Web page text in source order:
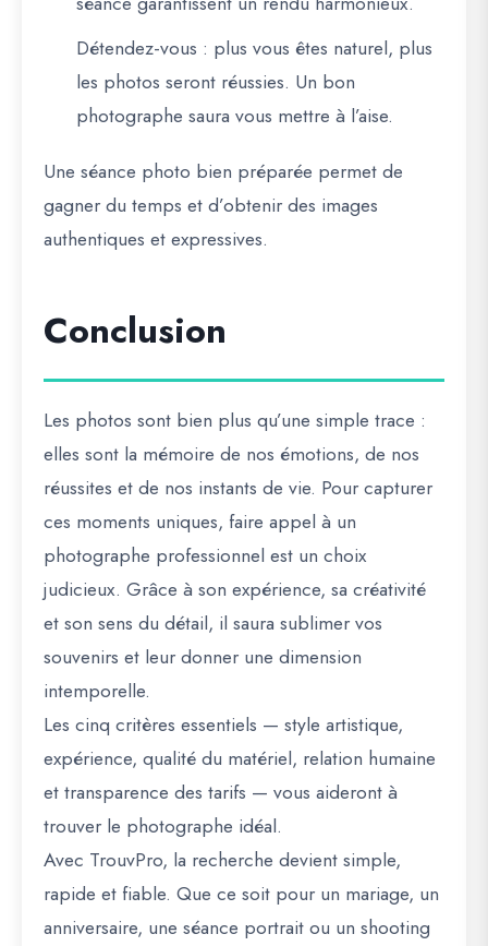
Détendez-vous : plus vous êtes naturel, plus
les photos seront réussies. Un bon
photographe saura vous mettre à l’aise.
Une séance photo bien préparée permet de
gagner du temps et d’obtenir des images
authentiques et expressives.
Conclusion
Les photos sont bien plus qu’une simple trace :
elles sont la mémoire de nos émotions, de nos
réussites et de nos instants de vie. Pour capturer
ces moments uniques, faire appel à un
photographe professionnel est un choix
judicieux. Grâce à son expérience, sa créativité
et son sens du détail, il saura sublimer vos
souvenirs et leur donner une dimension
intemporelle.
Les cinq critères essentiels — style artistique,
expérience, qualité du matériel, relation humaine
et transparence des tarifs — vous aideront à
trouver le photographe idéal.
Avec TrouvPro, la recherche devient simple,
rapide et fiable. Que ce soit pour un mariage, un
anniversaire, une séance portrait ou un shooting